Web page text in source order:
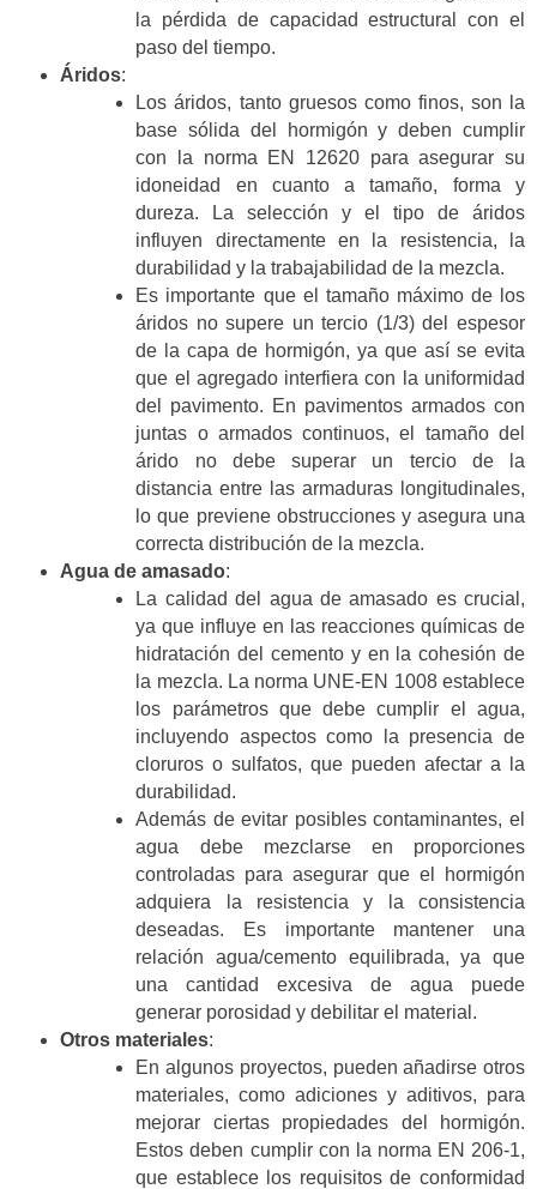
la pérdida de capacidad estructural con el
paso del tiempo.
Áridos:
Los áridos, tanto gruesos como finos, son la
base sólida del hormigón y deben cumplir
con la norma EN 12620 para asegurar su
idoneidad en cuanto a tamaño, forma y
dureza. La selección y el tipo de áridos
influyen directamente en la resistencia, la
durabilidad y la trabajabilidad de la mezcla.
Es importante que el tamaño máximo de los
áridos no supere un tercio (1/3) del espesor
de la capa de hormigón, ya que así se evita
que el agregado interfiera con la uniformidad
del pavimento. En pavimentos armados con
juntas o armados continuos, el tamaño del
árido no debe superar un tercio de la
distancia entre las armaduras longitudinales,
lo que previene obstrucciones y asegura una
correcta distribución de la mezcla.
Agua de amasado:
La calidad del agua de amasado es crucial,
ya que influye en las reacciones químicas de
hidratación del cemento y en la cohesión de
la mezcla. La norma UNE-EN 1008 establece
los parámetros que debe cumplir el agua,
incluyendo aspectos como la presencia de
cloruros o sulfatos, que pueden afectar a la
durabilidad.
Además de evitar posibles contaminantes, el
agua debe mezclarse en proporciones
controladas para asegurar que el hormigón
adquiera la resistencia y la consistencia
deseadas. Es importante mantener una
relación agua/cemento equilibrada, ya que
una cantidad excesiva de agua puede
generar porosidad y debilitar el material.
Otros materiales:
En algunos proyectos, pueden añadirse otros
materiales, como adiciones y aditivos, para
mejorar ciertas propiedades del hormigón.
Estos deben cumplir con la norma EN 206-1,
que establece los requisitos de conformidad